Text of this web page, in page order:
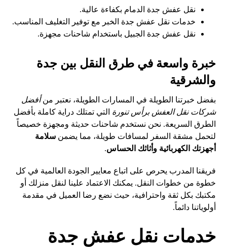
نقل عفش جدة الدمام بكفاءة عالية.
خدمات نقل عفش جدة الخبر مع توفير التغليف المناسب.
نقل عفش جدة الجبيل باستخدام شاحنات مجهزة.
خبرة واسعة في طرق النقل بين جدة
والشرقية
بفضل خبرتنا الطويلة في المسارات الطويلة، نعتبر منأفضل
شركات نقل العفش برأس تنورة التي تمتلك دراية كاملة بأفضل
الطرق السريعة. نحن نستخدم شاحنات حديثة ومجهزة خصيصاً
لتحمل مشقة السفر لمسافات طويلة، مما يضمنسلامة
أجهزتك الكهربائية وأثاثك الحساس.
فريقنا المدرب يحرص على اتباع معايير الجودة العالمية في كل
خطوة من خطوات النقل. يمكنك الاعتماد علينا لنقل منزلك أو
مكتبك بكل ثقة واحترافية، حيث نضع رضا العميل في مقدمة
أولوياتنا دائماً.
خدمات نقل عفش جدة